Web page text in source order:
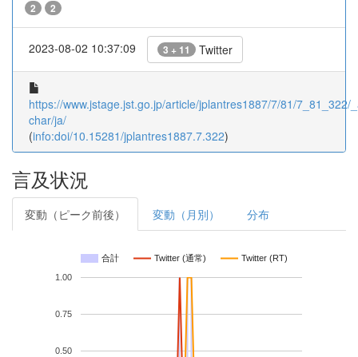
2 2
2023-08-02 10:37:09 3 + 11 Twitter
https://www.jstage.jst.go.jp/article/jplantres1887/7/81/7_81_322/
char/ja/
(info:doi/10.15281/jplantres1887.7.322)
言及状況
変動（ピーク前後） 変動（月別） 分布
合計 Twitter (通常) Twitter (RT)
0.50
0.75
1.00